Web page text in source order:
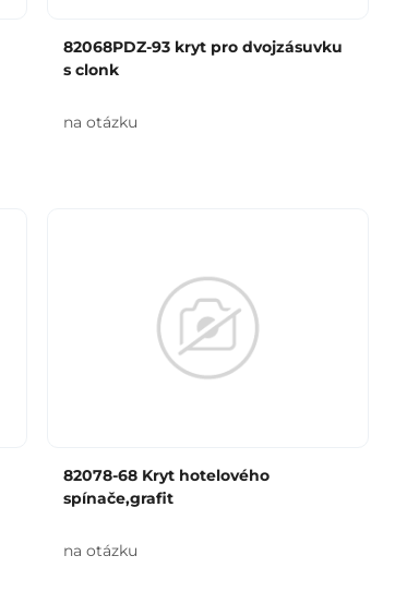
82068PDZ-93 kryt pro dvojzásuvku
s clonk
na otázku
82078-68 Kryt hotelového
spínače,grafit
na otázku